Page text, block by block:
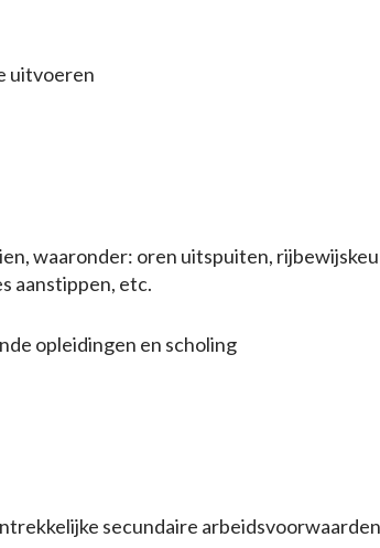
uitvoeren
waaronder: oren uitspuiten,
aanstippen, etc.
opleidingen en scholing
secundaire arbeidsvoorwaarden